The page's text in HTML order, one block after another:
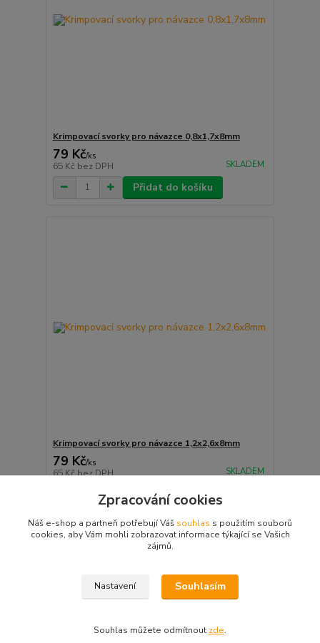
Krimpovací svorky pro návazce 0,8x1,7x8mm
79 Kč/ks
65 Kč bez DPH SKLADEM
Přidat do košíku
Krimpovací svorky pro návazce 1,2x2,6x8mm
79 Kč/ks
65 Kčbez DPH SKLADEM
Přidat do košíku
strana z 1
Zpracování cookies
Náš e-shop a partneři potřebují Váš souhlas s použitím souborů
cookies, aby Vám mohli zobrazovat informace týkající se Vašich
zájmů.
Nastavení Souhlasím
Souhlas můžete odmítnout zde.